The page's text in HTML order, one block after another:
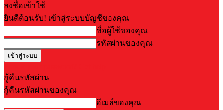
ลงชื่อเข้าใช้
ยินดีต้อนรับ! เข้าสู่ระบบบัญชีของคุณ
ชื่อผู้ใช้ของคุณ
รหัสผ่านของคุณ
กู้คืนรหัสผ่าน
กู้คืนรหัสผ่านของคุณ
อีเมล์ของคุณ